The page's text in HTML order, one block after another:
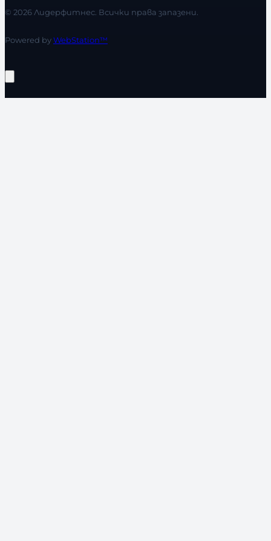
© 2026 Лидерфитнес. Всички права запазени.
Powered byWebStation™